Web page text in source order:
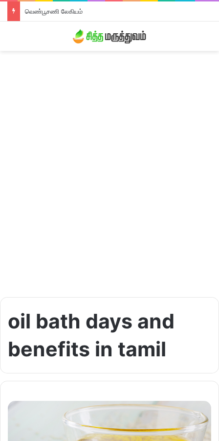
வெண்பூசணி லேகியம்
oil bath days and
benefits in tamil